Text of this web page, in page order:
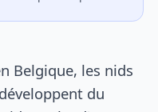
Belgique, les nids
du